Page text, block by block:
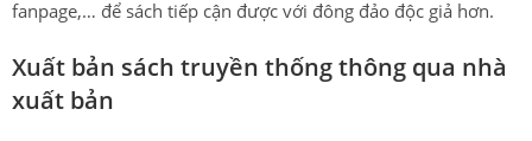
fanpage,… để sách tiếp cận được với đông đảo độc giả hơn.
Xuất bản sách truyền thống thông qua nhà
xuất bản